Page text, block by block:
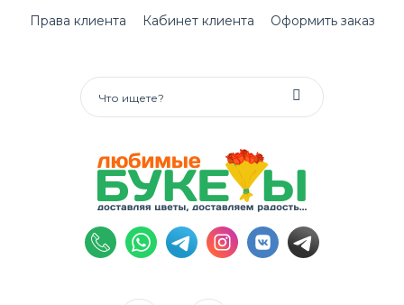
Права клиента Кабинет клиента Оформить заказ